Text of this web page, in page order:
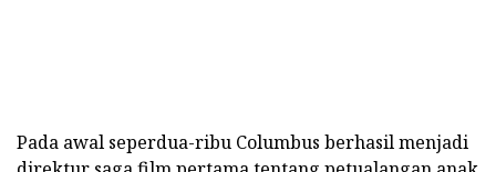
Pada awal seperdua-ribu Columbus berhasil menjadi